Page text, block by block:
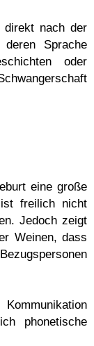
direkt nach der
Sprache
oder
eine große
freilich nicht
Jedoch zeigt
Weinen, dass
phonetische